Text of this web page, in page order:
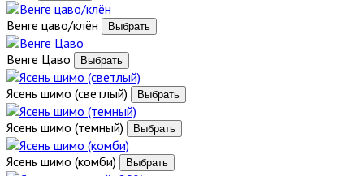
Венге цаво/клён
Венге Цаво
Ясень шимо (светлый)
Ясень шимо (темный)
Ясень шимо (комби)